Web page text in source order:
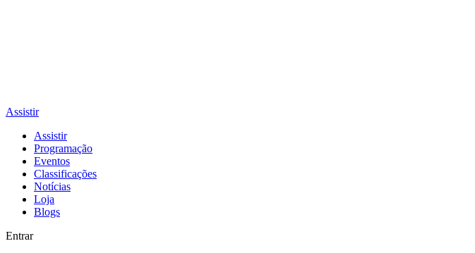
Assistir
Assistir
Programação
Eventos
Classificações
Notícias
Loja
Blogs
Entrar